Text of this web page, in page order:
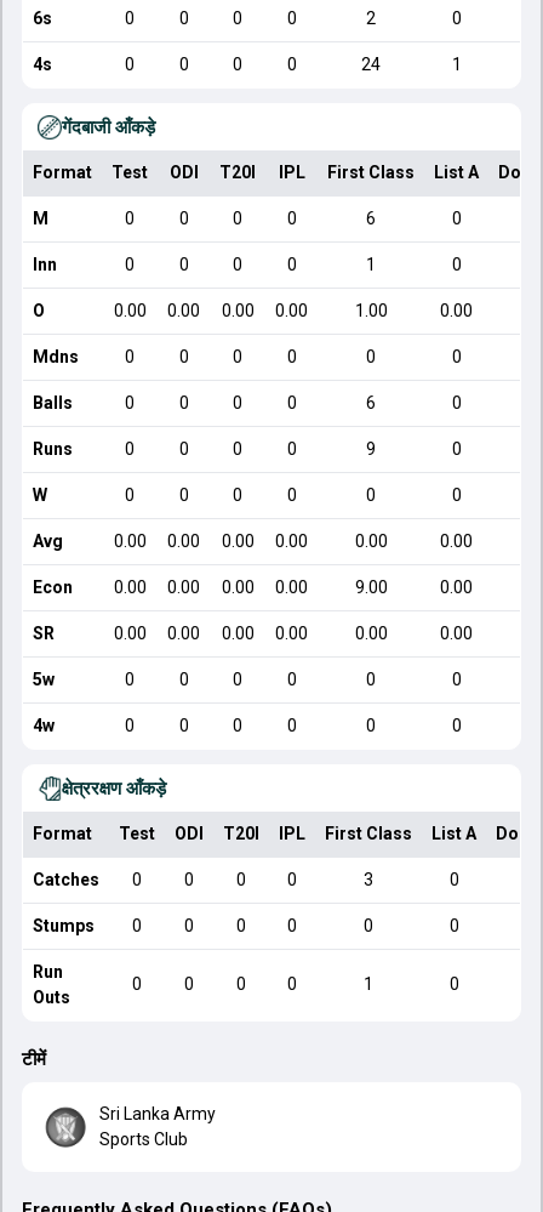
6s 0 0 0 0 2 0
4s 0 0 0 0 24 1
गेंदबाजी आँकड़े
Format Test ODI T20I IPL First Class List A
M 0 0 0 0 6 0
Inn 0 0 0 0 1 0
O 0.00 0.00 0.00 0.00 1.00 0.00
Mdns 0 0 0 0 0 0
Balls 0 0 0 0 6 0
Runs 0 0 0 0 9 0
W 0 0 0 0 0 0
Avg 0.00 0.00 0.00 0.00 0.00 0.00
Econ 0.00 0.00 0.00 0.00 9.00 0.00
SR 0.00 0.00 0.00 0.00 0.00 0.00
5w 0 0 0 0 0 0
4w 0 0 0 0 0 0
क्षेत्ररक्षण आँकड़े
Format Test ODI T20I IPL First Class List A
Catches 0 0 0 0 3 0
Stumps 0 0 0 0 0 0
Run
Outs
0 0 0 0 1 0
टीमें
Sri Lanka Army
Sports Club